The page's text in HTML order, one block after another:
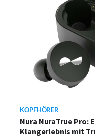
KOPFHÖRER
Nura NuraTrue Pro:
Klangerlebnis mit